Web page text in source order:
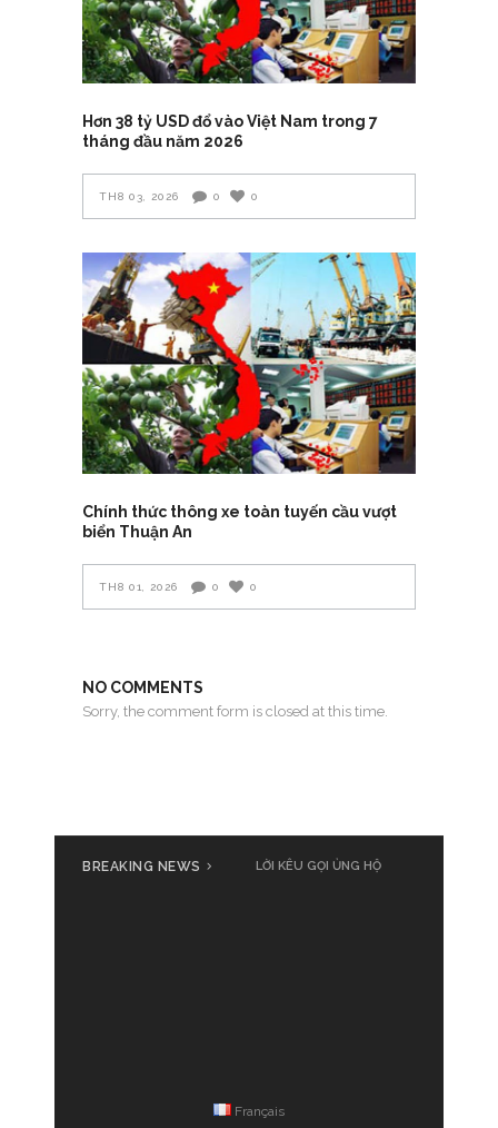
Hơn 38 tỷ USD đổ vào Việt Nam trong 7
tháng đầu năm 2026
TH8 03, 2026 0 0
Chính thức thông xe toàn tuyến cầu vượt
biển Thuận An
TH8 01, 2026 0 0
NO COMMENTS
Sorry, the comment form is closed at this time.
BREAKING NEWS LỜI KÊU GỌI ỦNG HỘ
Français